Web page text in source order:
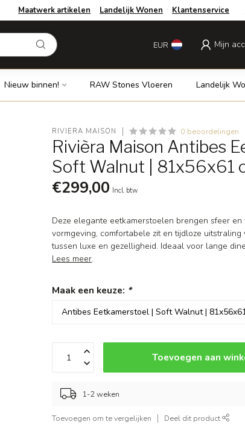
Maatwerk artikelen Landelijk Wonen Klantenservice
EUR Mijn
Nieuw binnen! RAW Stones Vloeren Landelijk
RIVIÈRA MAISON 0 beoordelingen
Rivièra Maison Antibes
Soft Walnut | 81x56x61
€299,00 Incl. btw
Deze elegante eetkamerstoelen brengen sfeer
vormgeving, comfortabele zit en tijdloze
tussen luxe en gezelligheid. Ideaal voor lange
Lees meer.
Maak een keuze: *
Toevoegen aan
1-2 weken
Toevoegen om te vergelijken Deel dit product